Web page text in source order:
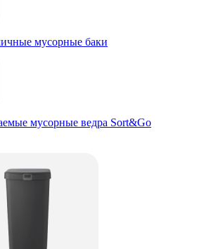
мусорные баки
мусорные ведра Sort&Go